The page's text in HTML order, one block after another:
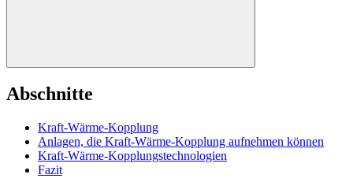
Abschnitte
Kraft-Wärme-Kopplung
Anlagen, die Kraft-Wärme-Kopplung aufnehmen können
Kraft-Wärme-Kopplungstechnologien
Fazit